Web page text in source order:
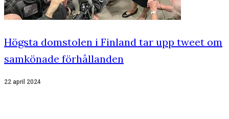
Högsta domstolen i Finland tar upp tweet om
samkönade förhållanden
22 april 2024